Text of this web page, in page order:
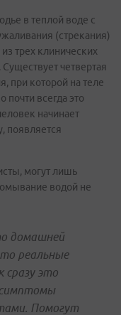
в теплой воде с
(стрекания)
трех клинических
четвертая
при которой на теле
почти всегда это
начинает
появляется
могут лишь
водой не
домашней
реальные
сразу это
Помогут